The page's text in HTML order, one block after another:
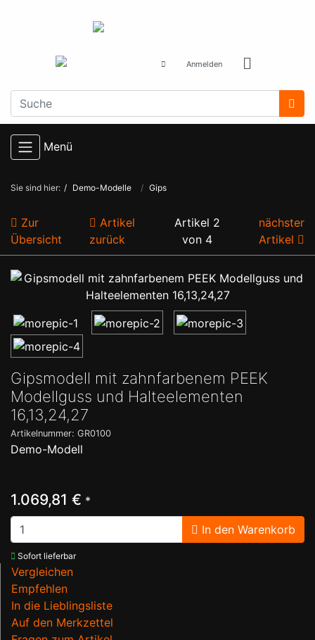
Anmelden
Menü
Sie sind hier: Demo-Modelle Gips
Zur
Übersicht
Artikel
zurück
Artikel 2
von 4
nächster
Artikel
Gipsmodell mit zahnfarbenem PEEK
Modellguss und Halteelementen
16,13,24,27
Artikelnummer: GR0100
Demo-Modell
1.069,81 € *
In den Warenkorb
Sofort lieferbar
Vergleichen
Empfehlen
In die Lieblingsliste
Auf den Merkzettel